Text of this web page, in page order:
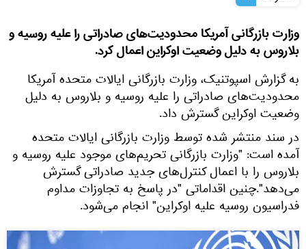
وزارت بازرگانی آمریکا محدودیت‌های صادراتی را علیه روسیه و
بلاروس به دلیل وضعیت اوکراین اعمال کرد.
به گزارش اسپوتنیک، وزارت بازرگانی ایالات متحده آمریکا
محدودیت‌های صادراتی را علیه روسیه و بلاروس به دلیل
وضعیت اوکراین گسترش داد.
در سند منتشر شده توسط وزارت بازرگانی ایالات متحده
آمده است: "وزارت بازرگانی تحریم‌های موجود علیه روسیه و
بلاروس را با اعمال کنترل‌های جدید صادراتی گسترش
می‌دهد".چنین اقداماتی "در پاسخ به تجاوزات مداوم
فدراسیون روسیه علیه اوکراین" انجام می‌شود.